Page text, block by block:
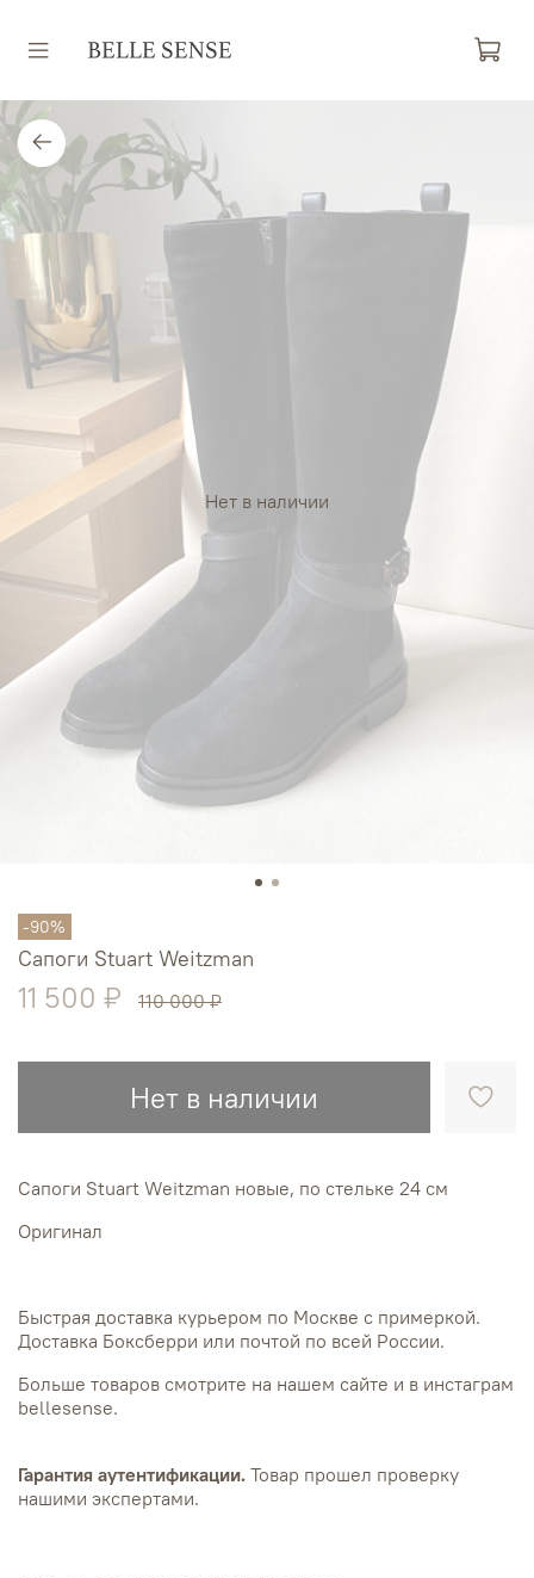
Нет в наличии
-90%
Сапоги Stuart Weitzman
11 500 ₽ 110 000 ₽
Нет в наличии
Сапоги Stuart Weitzman новые, по стельке 24 см
Оригинал
Быстрая доставка курьером по Москве с примеркой.
Доставка Боксберри или почтой по всей России.
Больше товаров смотрите на нашем сайте и в инстаграм
bellesense.
Гарантия аутентификации. Товар прошел проверку
нашими экспертами.